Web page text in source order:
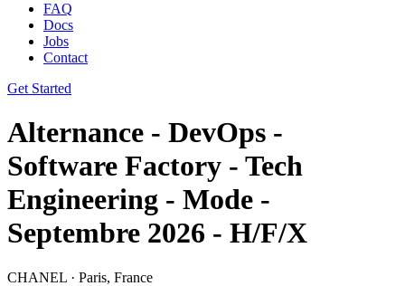
FAQ
Docs
Jobs
Contact
Get Started
Alternance - DevOps -
Software Factory - Tech
Engineering - Mode -
Septembre 2026 - H/F/X
CHANEL · Paris, France